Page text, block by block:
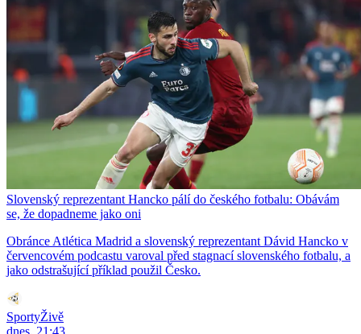
Slovenský reprezentant Hancko pálí do českého fotbalu: Obávám
se, že dopadneme jako oni
Obránce Atlética Madrid a slovenský reprezentant Dávid Hancko v
červencovém podcastu varoval před stagnací slovenského fotbalu, a
jako odstrašující příklad použil Česko.
SportyŽivě
dnes, 21:43